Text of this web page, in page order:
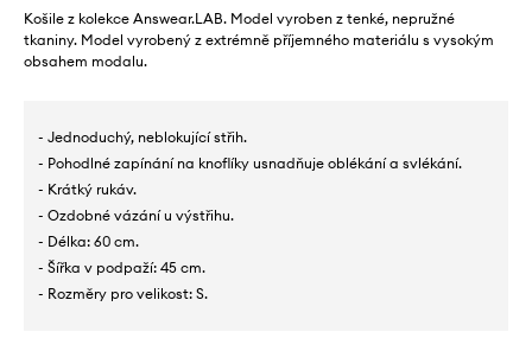
Košile z kolekce Answear.LAB. Model vyroben z tenké, nepružné
tkaniny. Model vyrobený z extrémně příjemného materiálu s vysokým
obsahem modalu.
- Jednoduchý, neblokující střih.
- Pohodlné zapínání na knoflíky usnadňuje oblékání a svlékání.
- Krátký rukáv.
- Ozdobné vázání u výstřihu.
- Délka: 60 cm.
- Šířka v podpaží: 45 cm.
- Rozměry pro velikost: S.